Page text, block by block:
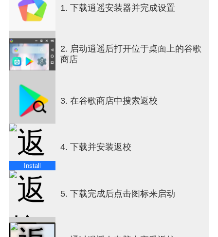
极富巧思的解谜关卡考验玩家。表现上运用原创音
乐和音效的配合和拼贴写实的划风，堆叠出令人窒
息的恐怖氛围。
《返校》由台湾独立开发团队赤烛游戏制作，并获
得美国 "IndieCade 2017卓越体验奖" 的肯定。
[ 游戏特色 ]
◆ 2D恐怖冒险叙事游戏，结合生存与解谜机制
◆ 内容参考台湾在地文化，重现六零年代台湾校园
◆ 原创摇滚 / Low-Fi / 电子风格音乐以及音效
◆ 独具特色的拼贴写实美术风格
◆ 支援多国语言 (包含中文 / 日文 / 韩文 / 英文)
[ 追踪赤烛游戏 ]
Facebook |
https://m.facebook.com/redcandlegames/
Instagram |
https://m.instagram.com/redcandlegames/
Twitter | https://m.twitter.com/redcandlegames/
1. 下载逍遥安装器并完成设置
2. 启动逍遥后打开位于桌面上的谷歌
商店
3. 在谷歌商店中搜索返校
Install
4. 下载并安装返校
5. 下载完成后点击图标来启动